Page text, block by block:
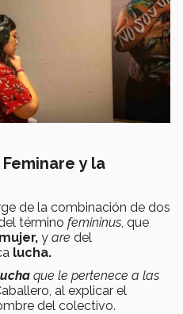
y la
de la combinación de dos
término femininus , que
mujer, y are del
lucha.
que le pertenece a las
al explicar el
del colectivo.